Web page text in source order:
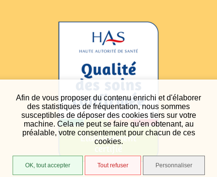
Afin de vous proposer du contenu enrichi et d'élaborer
des statistiques de fréquentation, nous sommes
susceptibles de déposer des cookies tiers sur votre
machine. Cela ne peut se faire qu'en obtenant, au
préalable, votre consentement pour chacun de ces
cookies.
OK, tout accepter Tout refuser Personnaliser